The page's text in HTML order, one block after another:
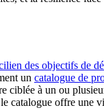
des objectifs de
un catalogue de
ciblée à un ou
catalogue offre une